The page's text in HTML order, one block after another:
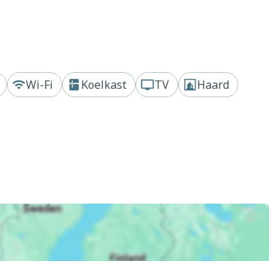
gebied met weinig verkeer, 150 m van zee. Voor
barbecue. Toegangsweg tot 30 m voor aan het
Wi-Fi Koelkast TV Haard